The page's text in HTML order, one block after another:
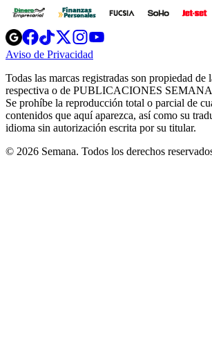
Opens
in
new
Opens
in
new
Opens
in
new
window
Opens
new
windowwindow
Aviso de Privacidad
new
window
Todas las marcas registradas son propiedad de
respectiva o de PUBLICACIONES
Se prohíbe la reproducción total o parcial de
contenidos que aquí aparezca, así como su
idioma sin autorización escrita por su titular.
© 2026 Semana. Todos los derechos